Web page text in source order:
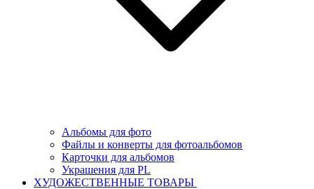
Альбомы для фото
Файлы и конверты для фотоальбомов
Карточки для альбомов
Украшения для PL
ХУДОЖЕСТВЕННЫЕ ТОВАРЫ